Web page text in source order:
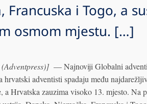
Francuska i Togo, a
osmom mjestu. […]
— Najnoviji Globalni
hrvatski adventisti spadaju među
a Hrvatska zauzima visoko 13. mjesto. Na